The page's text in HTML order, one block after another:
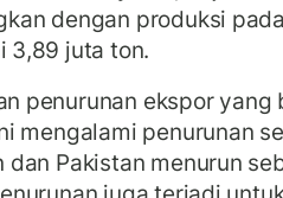
dengan produksi
3,89 juta ton.
penurunan ekspor
mengalami penurunan
dan Pakistan menurun